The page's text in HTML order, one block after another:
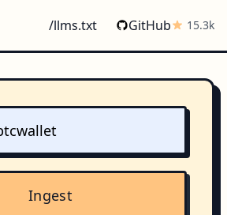
/llms.txt GitHub 15.3k
Ingest